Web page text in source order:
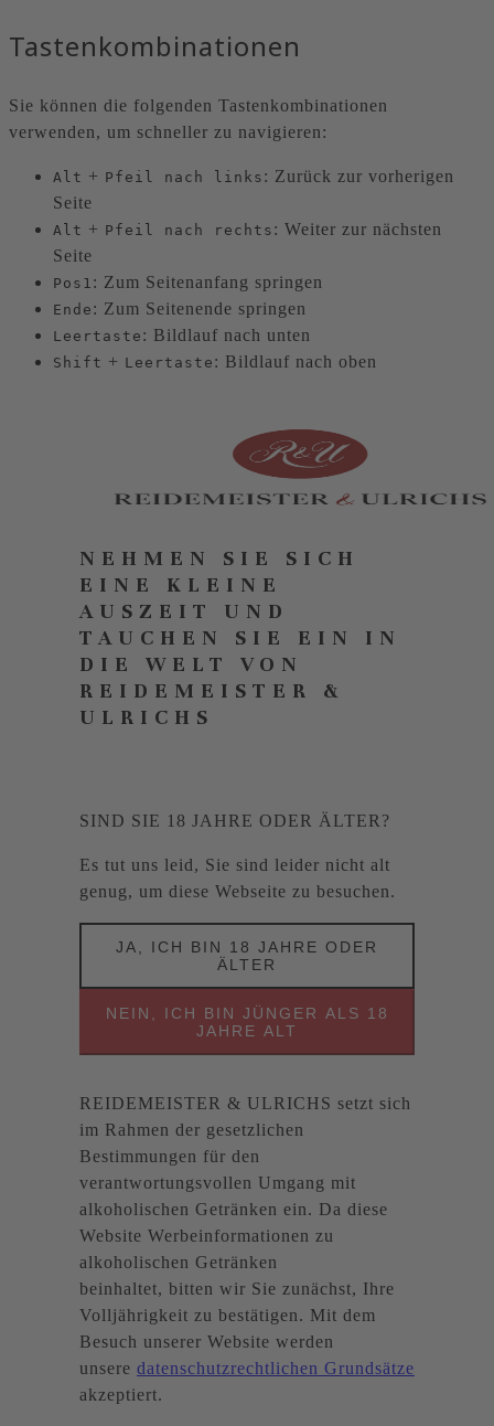
Tastenkombinationen
Sie können die folgenden Tastenkombinationen
verwenden, um schneller zu navigieren:
Alt + Pfeil nach links : Zurück zur vorherigen
Seite
Alt + Pfeil nach rechts : Weiter zur nächsten
Seite
Pos1 : Zum Seitenanfang springen
Ende : Zum Seitenende springen
Leertaste : Bildlauf nach unten
Shift + Leertaste : Bildlauf nach oben
NEHMEN SIE SICH
EINE KLEINE
AUSZEIT UND
TAUCHEN SIE EIN IN
DIE WELT VON
REIDEMEISTER &
ULRICHS
SIND SIE 18 JAHRE ODER ÄLTER?
Es tut uns leid, Sie sind leider nicht alt
genug, um diese Webseite zu besuchen.
JA, ICH BIN 18 JAHRE ODER
ÄLTER
NEIN, ICH BIN JÜNGER ALS 18
JAHRE ALT
REIDEMEISTER & ULRICHS setzt sich
im Rahmen der gesetzlichen
Bestimmungen für den
verantwortungsvollen Umgang mit
alkoholischen Getränken ein. Da diese
Website Werbeinformationen zu
alkoholischen Getränken
beinhaltet, bitten wir Sie zunächst, Ihre
Volljährigkeit zu bestätigen. Mit dem
Besuch unserer Website werden
unsere datenschutzrechtlichen Grundsätze
akzeptiert.